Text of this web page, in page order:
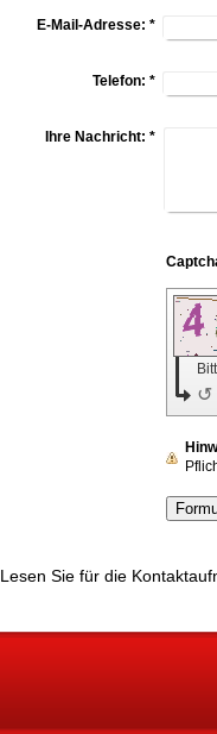
E-Mail-Adresse: *
Telefon: *
Ihre Nachricht: *
↺
Lesen Sie für die